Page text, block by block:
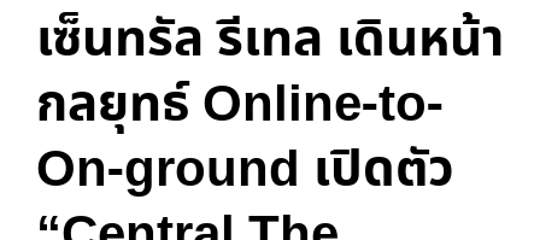
เซ็นทรัล รีเทล เดินหน้า
กลยุทธ์ Online-to-
On-ground เปิดตัว